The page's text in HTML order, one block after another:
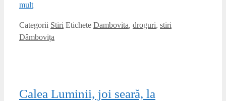
mult
Categorii Stiri Etichete Dambovita, droguri, stiri
Dâmbovița
Calea Luminii, joi seară, la